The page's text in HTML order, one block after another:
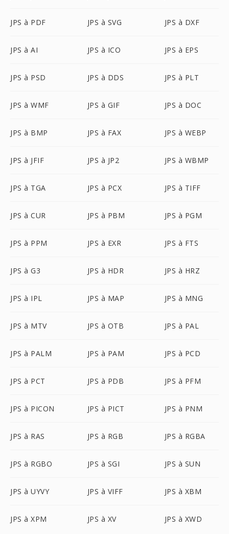
JPS à PDF JPS à SVG JPS à DXF
JPS à AI JPS à ICO JPS à EPS
JPS à PSD JPS à DDS JPS à PLT
JPS à WMF JPS à GIF JPS à DOC
JPS à BMP JPS à FAX JPS à WEBP
JPS à JFIF JPS à JP2 JPS à WBMP
JPS à TGA JPS à PCX JPS à TIFF
JPS à CUR JPS à PBM JPS à PGM
JPS à PPM JPS à EXR JPS à FTS
JPS à G3 JPS à HDR JPS à HRZ
JPS à IPL JPS à MAP JPS à MNG
JPS à MTV JPS à OTB JPS à PAL
JPS à PALM JPS à PAM JPS à PCD
JPS à PCT JPS à PDB JPS à PFM
JPS à PICON JPS à PICT JPS à PNM
JPS à RAS JPS à RGB JPS à RGBA
JPS à RGBO JPS à SGI JPS à SUN
JPS à UYVY JPS à VIFF JPS à XBM
JPS à XPM JPS à XV JPS à XWD